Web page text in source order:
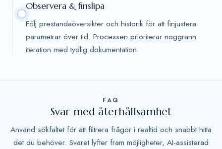
Observera & finslipa
Följ prestandaöversikter och historik för att finjustera
parametrar över tid. Processen prioriterar noggrann
iteration med tydlig dokumentation.
FAQ
Svar med återhållsamhet
Använd sökfältet för att filtrera frågor i realtid och snabbt hitta
det du behöver. Svaret lyfter fram möjligheter, AI-assisterad